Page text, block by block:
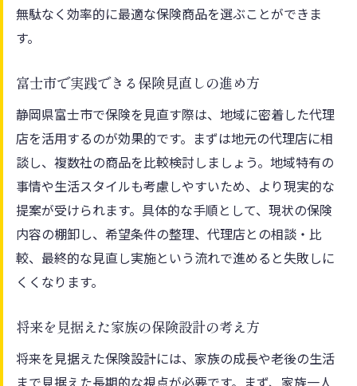
無駄なく効率的に最適な保険商品を選ぶことができま
す。
富士市で実践できる保険見直しの進め方
静岡県富士市で保険を見直す際は、地域に密着した代理
店を活用するのが効果的です。まずは地元の代理店に相
談し、複数社の商品を比較検討しましょう。地域特有の
事情や生活スタイルも考慮しやすいため、より現実的な
提案が受けられます。具体的な手順として、現状の保険
内容の棚卸し、希望条件の整理、代理店との相談・比
較、最終的な見直し実施という流れで進めると失敗しに
くくなります。
将来を見据えた家族の保険設計の考え方
将来を見据えた保険設計には、家族の成長や老後の生活
まで見据えた長期的な視点が必要です。まず、家族一人